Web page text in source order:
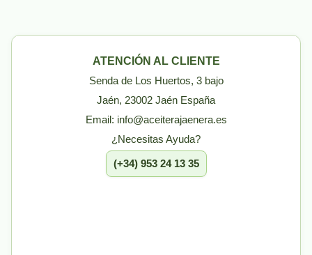
ATENCIÓN AL CLIENTE
Senda de Los Huertos, 3 bajo
Jaén, 23002 Jaén España
Email: info@aceiterajaenera.es
¿Necesitas Ayuda?
(+34) 953 24 13 35